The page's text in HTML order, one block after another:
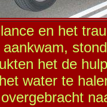
en het
het de
water te